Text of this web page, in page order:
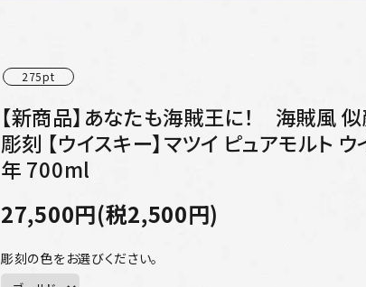
275pt
【新商品】あなたも海賊王に！ 海賊風
彫刻 【ウイスキー】マツイ ピュアモルト
年 700ml
27,500円(税2,500円)
彫刻の色をお選びください。